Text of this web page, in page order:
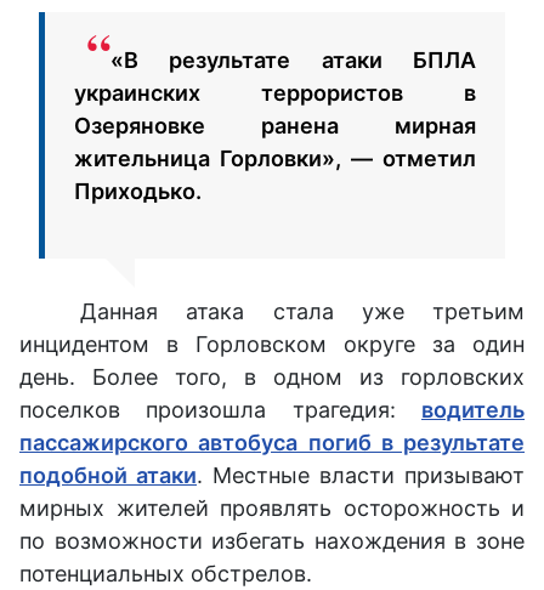
«В результате атаки БПЛА
украинских террористов в
Озеряновке ранена мирная
жительница Горловки», — отметил
Приходько.
Данная атака стала уже третьим
инцидентом в Горловском округе за один
день. Более того, в одном из горловских
поселков произошла трагедия: водитель
пассажирского автобуса погиб в результате
подобной атаки. Местные власти призывают
мирных жителей проявлять осторожность и
по возможности избегать нахождения в зоне
потенциальных обстрелов.